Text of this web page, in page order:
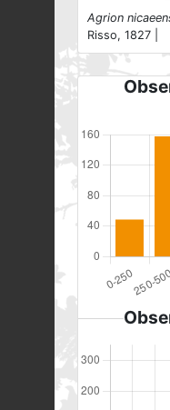
Agrion
Risso, 1827 |